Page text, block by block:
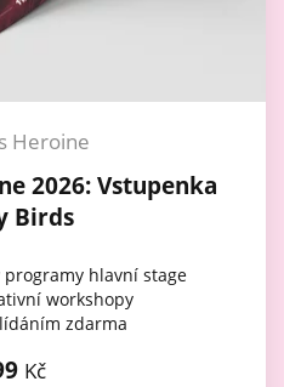
Heroine
2026: Vstupenka
Birds
hlavní stage
workshopy
zdarma
Kč